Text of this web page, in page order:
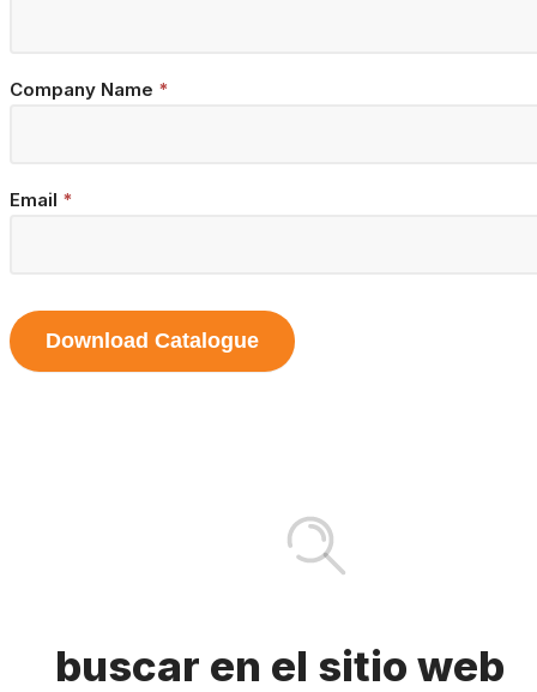
Company Name *
Email *
Download Catalogue
buscar en el sitio web